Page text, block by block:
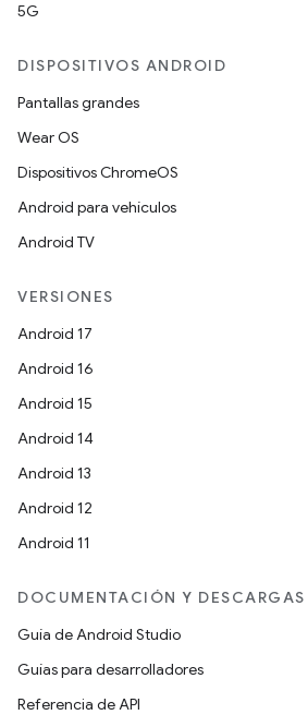
5G
DISPOSITIVOS ANDROID
Pantallas grandes
Wear OS
Dispositivos ChromeOS
Android para vehículos
Android TV
VERSIONES
Android 17
Android 16
Android 15
Android 14
Android 13
Android 12
Android 11
DOCUMENTACIÓN Y DESCARGAS
Guía de Android Studio
Guías para desarrolladores
Referencia de API